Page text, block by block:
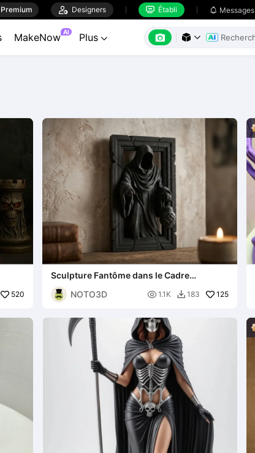
Premium  Designers  Établi  Messages
MakeNow AI Plus    
520
Sculpture Fantôme dans le Cadre
Décoration Gothique
NOTO3D
 1.1K  183 125